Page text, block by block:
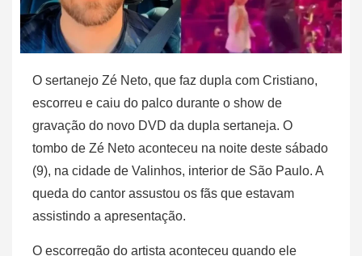
O sertanejo Zé Neto, que faz dupla com Cristiano,
escorreu e caiu do palco durante o show de
gravação do novo DVD da dupla sertaneja. O
tombo de Zé Neto aconteceu na noite deste sábado
(9), na cidade de Valinhos, interior de São Paulo. A
queda do cantor assustou os fãs que estavam
assistindo a apresentação.
O escorregão do artista aconteceu quando ele